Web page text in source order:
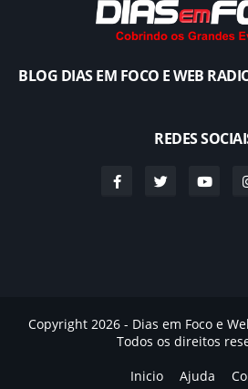
BLOG DIAS EM FOCO E WEB
REDES
Copyright 2026 - Dias em Foco e
Todos os direitos
Inicio
Ajuda